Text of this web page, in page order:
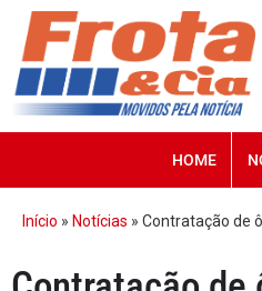
HOME
Início » Notícias » Contratação de